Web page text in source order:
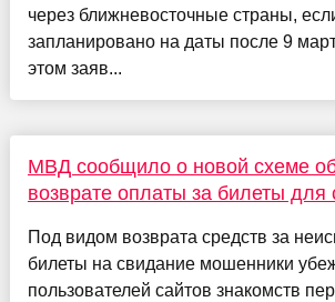
через ближневосточные страны,
запланировано на даты после 9
этом заяв...
МВД сообщило о новой схеме
возврате оплаты за билеты для
Под видом возврата средств за
билеты на свидание мошенники
пользователей сайтов знакомств